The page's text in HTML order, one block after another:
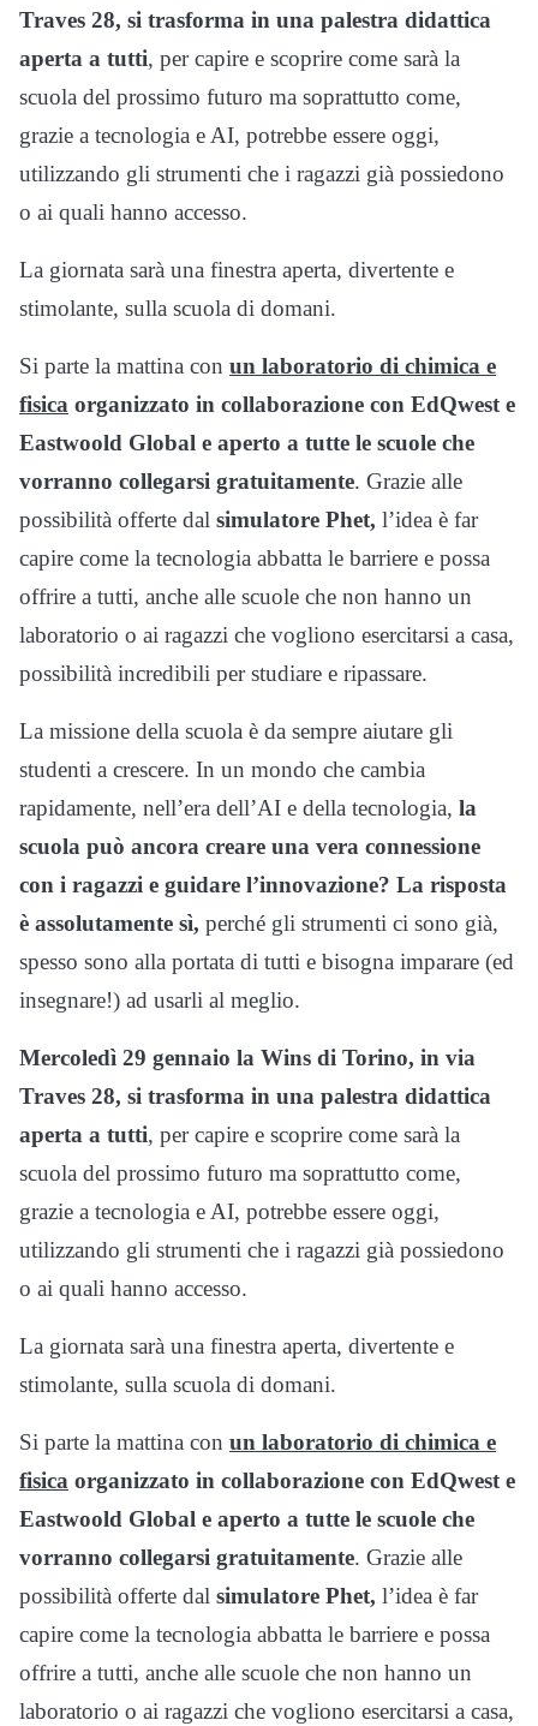
Traves 28, si trasforma in una palestra didattica
aperta a tutti, per capire e scoprire come sarà la
scuola del prossimo futuro ma soprattutto come,
grazie a tecnologia e AI, potrebbe essere oggi,
utilizzando gli strumenti che i ragazzi già possiedono
o ai quali hanno accesso.
La giornata sarà una finestra aperta, divertente e
stimolante, sulla scuola di domani.
Si parte la mattina con un laboratorio di chimica e
fisica organizzato in collaborazione con EdQwest e
Eastwoold Global e aperto a tutte le scuole che
vorranno collegarsi gratuitamente. Grazie alle
possibilità offerte dal simulatore Phet, l’idea è far
capire come la tecnologia abbatta le barriere e possa
offrire a tutti, anche alle scuole che non hanno un
laboratorio o ai ragazzi che vogliono esercitarsi a casa,
possibilità incredibili per studiare e ripassare.
La missione della scuola è da sempre aiutare gli
studenti a crescere. In un mondo che cambia
rapidamente, nell’era dell’AI e della tecnologia, la
scuola può ancora creare una vera connessione
con i ragazzi e guidare l’innovazione? La risposta
è assolutamente sì, perché gli strumenti ci sono già,
spesso sono alla portata di tutti e bisogna imparare (ed
insegnare!) ad usarli al meglio.
Mercoledì 29 gennaio la Wins di Torino, in via
Traves 28, si trasforma in una palestra didattica
aperta a tutti, per capire e scoprire come sarà la
scuola del prossimo futuro ma soprattutto come,
grazie a tecnologia e AI, potrebbe essere oggi,
utilizzando gli strumenti che i ragazzi già possiedono
o ai quali hanno accesso.
La giornata sarà una finestra aperta, divertente e
stimolante, sulla scuola di domani.
Si parte la mattina con un laboratorio di chimica e
fisica organizzato in collaborazione con EdQwest e
Eastwoold Global e aperto a tutte le scuole che
vorranno collegarsi gratuitamente. Grazie alle
possibilità offerte dal simulatore Phet, l’idea è far
capire come la tecnologia abbatta le barriere e possa
offrire a tutti, anche alle scuole che non hanno un
laboratorio o ai ragazzi che vogliono esercitarsi a casa,